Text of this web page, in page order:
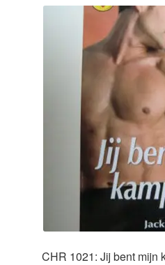
CHR 1021: Jij bent mijn